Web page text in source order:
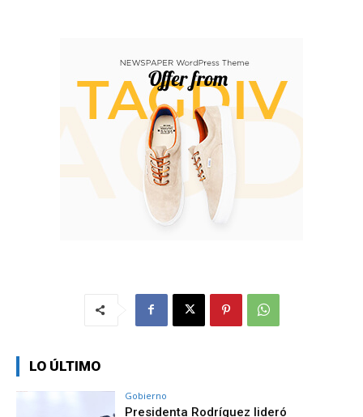
LO ÚLTIMO
Gobierno
Presidenta Rodríguez lideró